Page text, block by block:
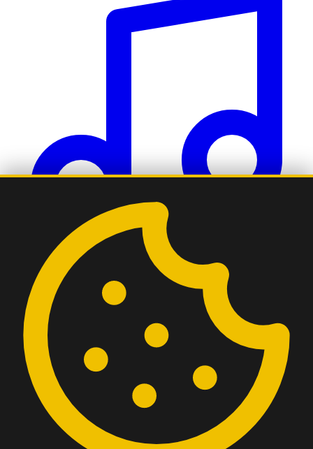
Rechtliches
Impressum
Datenschutz
Datenschutz-Einstellungen
© 2022 - 2026 Radio Cuxhaven. Alle Rechte vorbehalten.